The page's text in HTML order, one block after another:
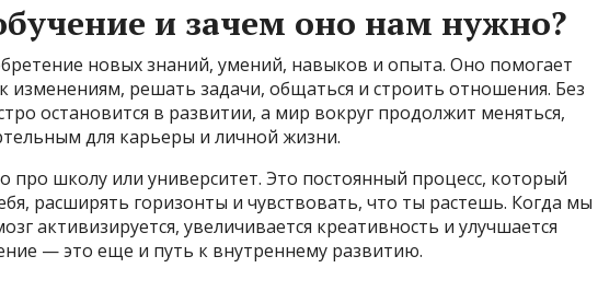
и зачем оно нам нужно?
новых знаний, умений, навыков и опыта. Оно помогает
изменениям, решать задачи, общаться и строить отношения. Без
остановится в развитии, а мир вокруг продолжит меняться,
для карьеры и личной жизни.
про школу или университет. Это постоянный процесс, который
расширять горизонты и чувствовать, что ты растешь. Когда мы
активизируется, увеличивается креативность и улучшается
— это еще и путь к внутреннему развитию.